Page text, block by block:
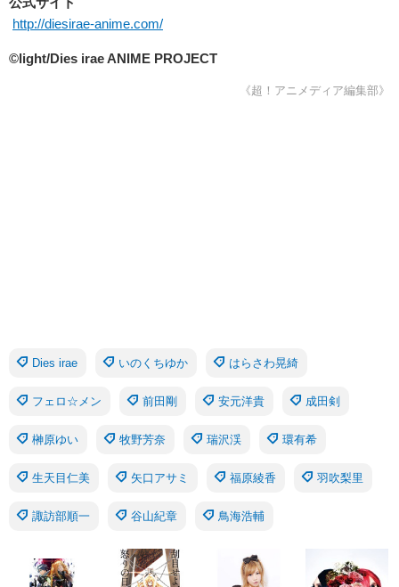
http://diesirae-anime.com/
©light/Dies irae ANIME PROJECT
《超！アニメディア編集部》
Dies irae いのくちゆか はらさわ晃綺
フェロ☆メン 前田剛 安元洋貴 成田剣
榊原ゆい 牧野芳奈 瑞沢渓 環有希
生天目仁美 矢口アサミ 福原綾香 羽吹梨里
諏訪部順一 谷山紀章 鳥海浩輔